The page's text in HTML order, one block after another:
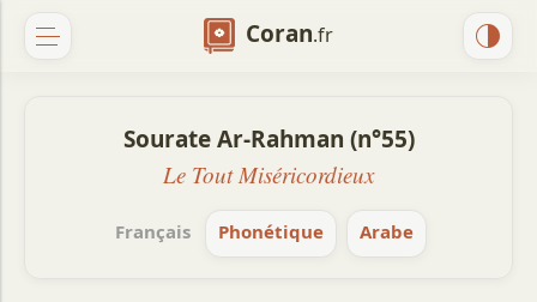
Coran.fr
Sourate Ar-Rahman (n°55)
Le Tout Miséricordieux
Français Phonétique Arabe